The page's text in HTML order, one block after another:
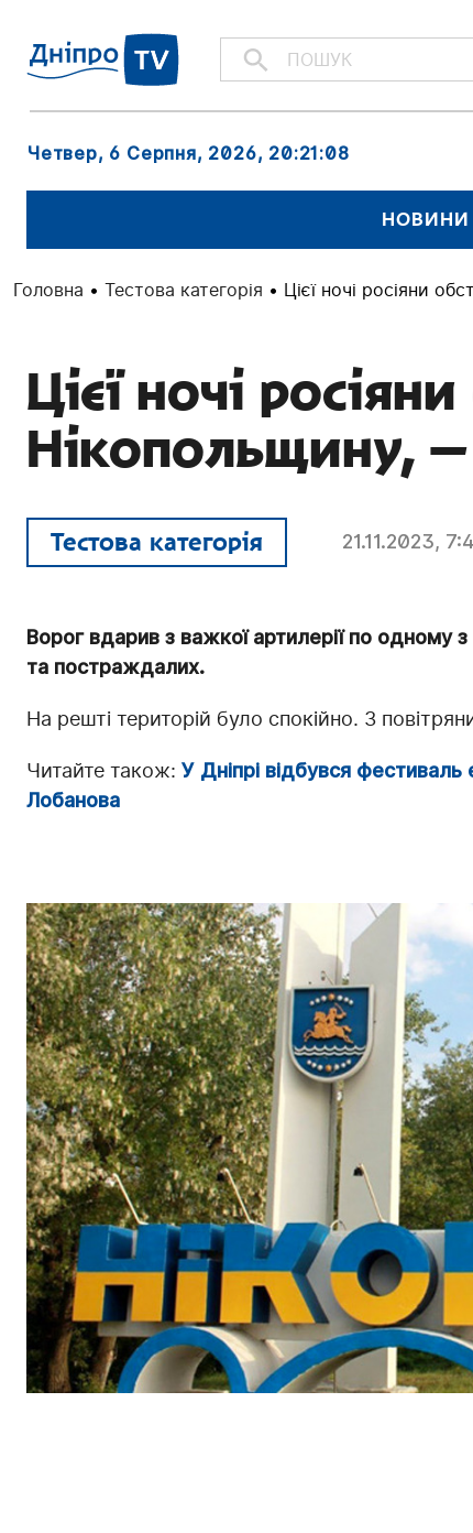
Четвер, 6 Серпня, 2026, 20:21:09
НОВИНИ
Головна • Тестова категорія • Цієї ночі росіяни
Цієї ночі
Нікопольщину,
Тестова категорія 21.11.2023,
Ворог вдарив з важкої артилерії по одному
та постраждалих.
На решті територій було спокійно. З
Читайте також: У Дніпрі відбувся
Лобанова